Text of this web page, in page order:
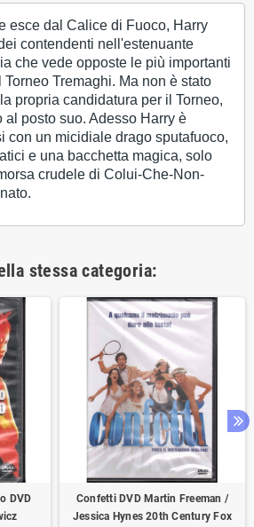
esce dal Calice di Fuoco, Harry
contendenti nell'estenuante
che vede opposte le più importanti
Tremaghi. Ma non è stato
propria candidatura per il Torneo,
al posto suo. Adesso Harry è
con un micidiale drago sputafuoco,
e una bacchetta magica, solo
crudele di Colui-Che-Non-
stessa categoria:
DVD
Confetti DVD Martin Freeman /
Jessica Hynes 20th Century Fox